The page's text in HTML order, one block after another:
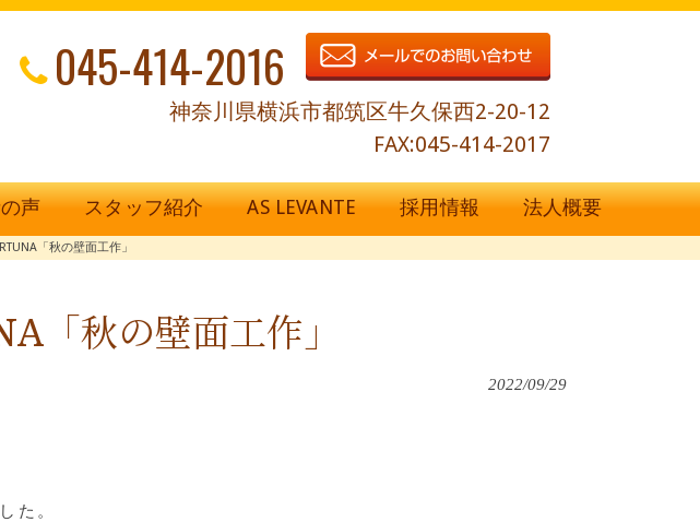
045-414-2016
神奈川県横浜市都筑区牛久保西2-20-12
FAX:045-414-2017
声 スタッフ紹介 AS LEVANTE 採用情報 法人概要
「秋の壁面工作」
「秋の壁面工作」
2022/09/29
た。